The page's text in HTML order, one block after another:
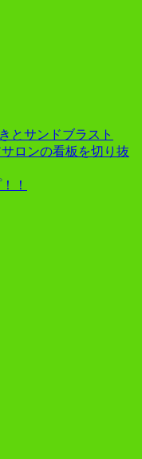
とサンドブラスト
ロンの看板を切り抜
！